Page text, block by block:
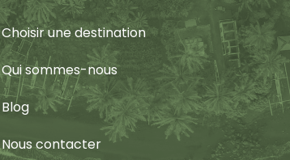
Choisir une destination
Qui sommes-nous
Blog
Nous contacter